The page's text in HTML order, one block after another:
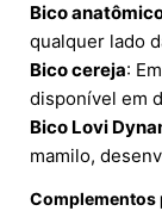
Bico
qualquer lado
Bico cereja:
disponível em
Bico Lovi
mamilo,
Complementos